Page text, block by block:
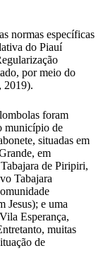
normas específicas
do Piauí
por meio do
2019).
foram
município de
situadas em
em
de Piripiri,
Tabajara
Jesus); e uma
Esperança,
muitas
de